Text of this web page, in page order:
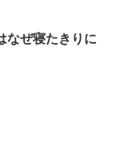
なぜ寝たきりに